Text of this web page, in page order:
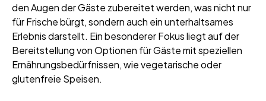
den Augen der Gäste zubereitet werden, was nicht nur
für Frische bürgt, sondern auch ein unterhaltsames
Erlebnis darstellt. Ein besonderer Fokus liegt auf der
Bereitstellung von Optionen für Gäste mit speziellen
Ernährungsbedürfnissen, wie vegetarische oder
glutenfreie Speisen.